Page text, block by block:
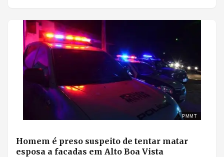
PMMT
Homem é preso suspeito de tentar matar
esposa a facadas em Alto Boa Vista